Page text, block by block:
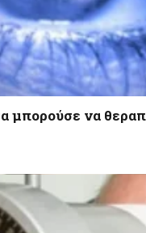
μπορούσε να